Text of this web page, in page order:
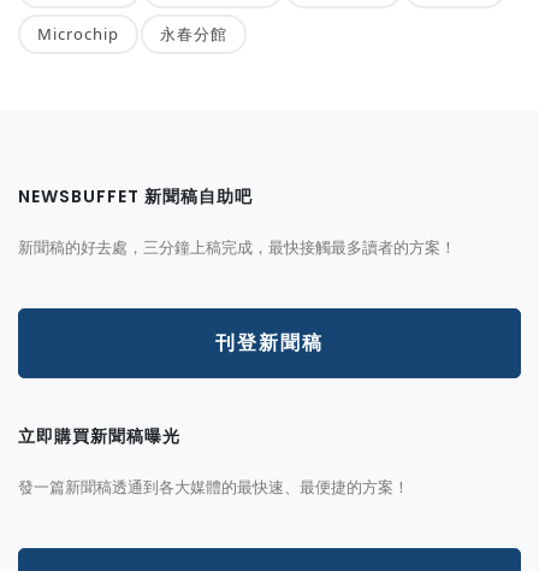
Microchip 永春分館
NEWSBUFFET 新聞稿自助吧
新聞稿的好去處，三分鐘上稿完成，最快接觸最多讀者的方案！
刊登新聞稿
立即購買新聞稿曝光
發一篇新聞稿透通到各大媒體的最快速、最便捷的方案！